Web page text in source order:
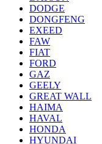
DODGE
DONGFENG
EXEED
FAW
FIAT
FORD
GAZ
GEELY
GREAT WALL
HAIMA
HAVAL
HONDA
HYUNDAI